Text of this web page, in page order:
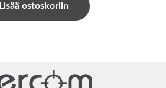
Lisää ostoskoriin